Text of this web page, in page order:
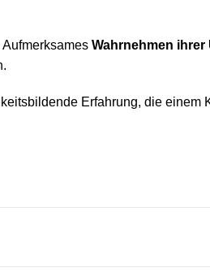
Aufmerksames Wahrnehmen ihrer
Erfahrung, die einem